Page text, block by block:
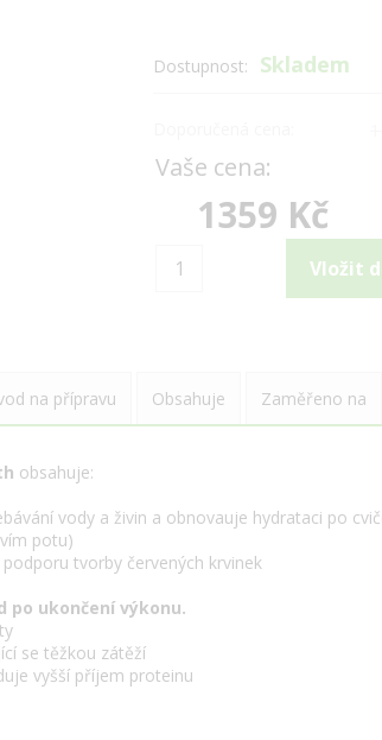
Dostupnost: Skladem
Vaše cena:
1359 Kč
na přípravu Obsahuje Zaměřeno na
obsahuje:
vody a živin a obnovauje hydrataci po
potu)
tvorby červených krvinek
po ukončení výkonu.
se těžkou zátěží
vyšší příjem proteinu